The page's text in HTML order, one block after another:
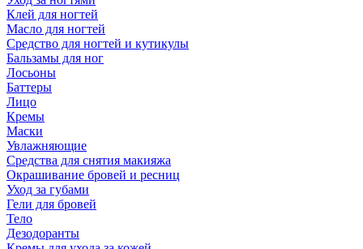
Клей для ногтей
Масло для ногтей
Средство для ногтей и кутикулы
Бальзамы для ног
Лосьоны
Баттеры
Лицо
Кремы
Маски
Увлажняющие
Средства для снятия макияжа
Окрашивание бровей и ресниц
Уход за губами
Гели для бровей
Тело
Дезодоранты